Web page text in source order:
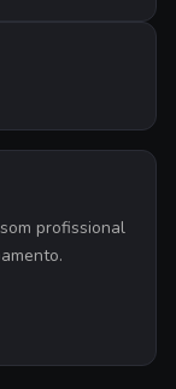
profissional